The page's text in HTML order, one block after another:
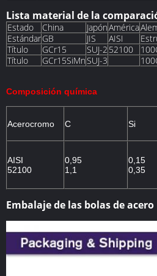
Lista material de la
Estado China JapónAmérica
EstándarGB JIS AISI
Título
GCr15 SUJ-2 52100
Título
GCr15SiMnSUJ-3
Composición química
Acerocromo C Si
AISI
52100
0,95
1,1
0,15
0,35
Embalaje de las bolas de acero